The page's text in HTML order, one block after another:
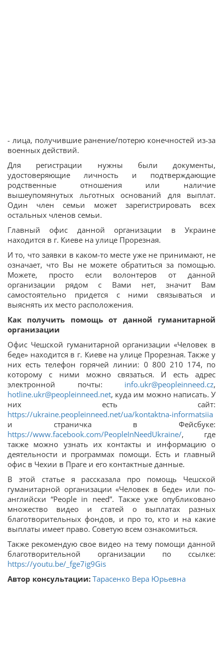
- лица, получившие ранение/потерю конечностей из-за
военных действий.
Для регистрации нужны были документы,
удостоверяющие личность и подтверждающие
родственные отношения или наличие
вышеупомянутых льготных оснований для выплат.
Один член семьи может зарегистрировать всех
остальных членов семьи.
Главный офис данной организации в Украине
находится в г. Киеве на улице Прорезная.
И то, что заявки в каком-то месте уже не принимают, не
означает, что Вы не можете обратиться за помощью.
Можете, просто если волонтеров от данной
организации рядом с Вами нет, значит Вам
самостоятельно придется с ними связываться и
выяснять их место расположения.
Как получить помощь от данной гуманитарной
организации
Офис Чешской гуманитарной организации «Человек в
беде» находится в г. Киеве на улице Прорезная. Также у
них есть телефон горячей линии: 0 800 210 174, по
которому с ними можно связаться. И есть адрес
электронной почты: info.ukr@peopleinneed.cz,
hotline.ukr@peopleinneed.net, куда им можно написать. У
них есть сайт:
https://ukraine.peopleinneed.net/ua/kontaktna-informatsiia
и страничка в Фейсбуке:
https://www.facebook.com/PeopleInNeedUkraine/, где
также можно узнать их контакты и информацию о
деятельности и программах помощи. Есть и главный
офис в Чехии в Праге и его контактные данные.
В этой статье я рассказала про помощь Чешской
гуманитарной организации «Человек в беде» или по-
английски “People in need”. Также уже опубликовано
множество видео и статей о выплатах разных
благотворительных фондов, и про то, кто и на какие
выплаты имеет право. Советую всем ознакомиться.
Также рекомендую свое видео на тему помощи данной
благотворительной организации по ссылке:
https://youtu.be/_fge7ig9Gis
Автор консультации: Тарасенко Вера Юрьевна